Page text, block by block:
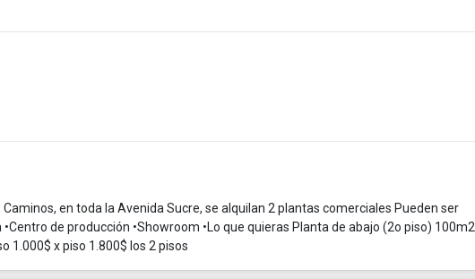
Caminos, en toda la Avenida Sucre, se alquilan 2 plantas comerciales Pueden ser
•Centro de producción •Showroom •Lo que quieras Planta de abajo (2o piso) 100m2
1.000$ x piso 1.800$ los 2 pisos